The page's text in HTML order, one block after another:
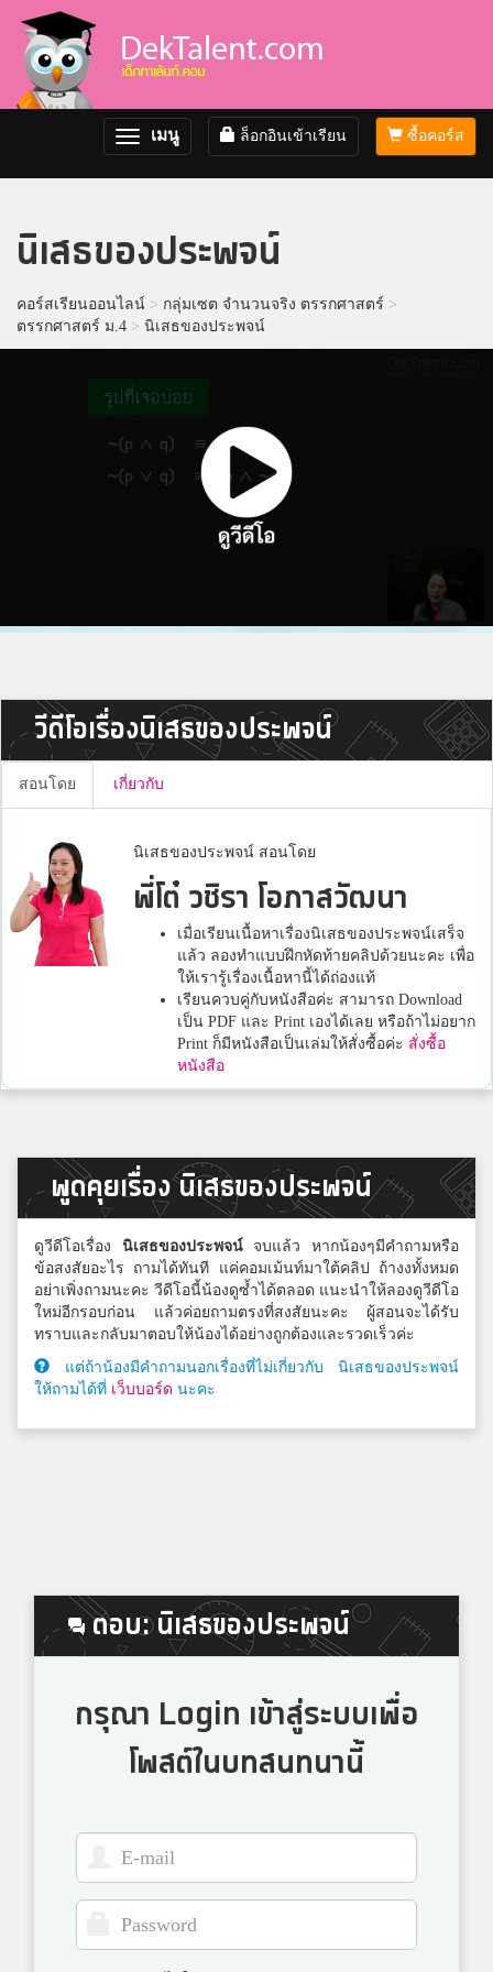
ซื้อคอร์ส
ล็อกอินเข้าเรียน
Toggle
navigation
เมนู
นิเสธของประพจน์
คอร์สเรียนออนไลน์ > กลุ่มเซต จำนวนจริง ตรรกศาสตร์ >
ตรรกศาสตร์ ม.4 > นิเสธของประพจน์
วีดีโอเรื่องนิเสธของประพจน์
สอนโดย เกี่ยวกับ
นิเสธของประพจน์ สอนโดย
พี่โต๋ วชิรา โอภาสวัฒนา
เมื่อเรียนเนื้อหาเรื่องนิเสธของประพจน์เสร็จ
แล้ว ลองทำแบบฝึกหัดท้ายคลิปด้วยนะคะ เพื่อ
ให้เรารู้เรื่องเนื้อหานี้ได้ถ่องแท้
เรียนควบคู่กับหนังสือค่ะ สามารถ Download
เป็น PDF และ Print เองได้เลย หรือถ้าไม่อยาก
Print ก็มีหนังสือเป็นเล่มให้สั่งซื้อค่ะ สั่งซื้อ
หนังสือ
พูดคุยเรื่อง นิเสธของประพจน์
ดูวีดีโอเรื่อง นิเสธของประพจน์จบแล้ว หากน้องๆมีคำถามหรือ
ข้อสงสัยอะไร ถามได้ทันที แค่คอมเม้นท์มาใต้คลิป ถ้างงทั้งหมด
อย่าเพิ่งถามนะคะ วีดีโอนี้น้องดูซ้ำได้ตลอด แนะนำให้ลองดูวีดีโอ
ใหม่อีกรอบก่อน แล้วค่อยถามตรงที่สงสัยนะคะ ผู้สอนจะได้รับ
ทราบและกลับมาตอบให้น้องได้อย่างถูกต้องและรวดเร็วค่ะ
แต่ถ้าน้องมีคำถามนอกเรื่องที่ไม่เกี่ยวกับ นิเสธของประพจน์
ให้ถามได้ที่ เว็บบอร์ด นะคะ
ตอบ: นิเสธของประพจน์
กรุณา Login เข้าสู่ระบบเพื่อ
โพสต์ในบทสนทนานี้